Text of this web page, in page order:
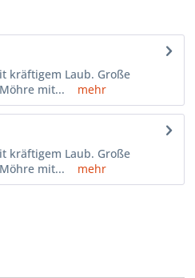
kräftigem Laub. Große
mit...
mehr
kräftigem Laub. Große
mit...
mehr